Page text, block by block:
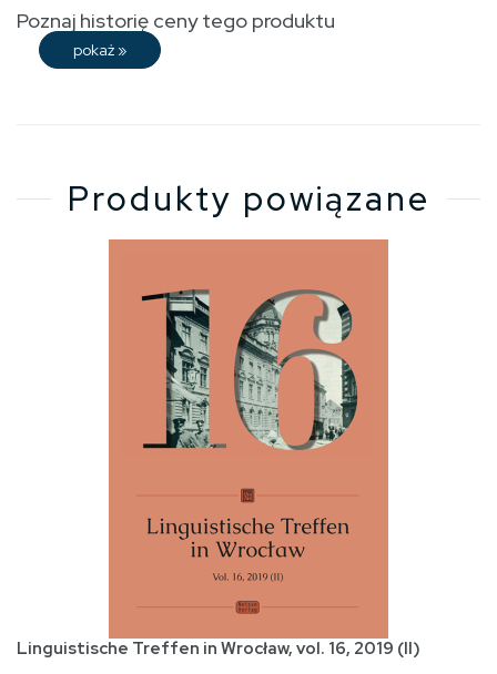
Poznaj historię ceny tego produktu
pokaż »
Produkty powiązane
Linguistische Treffen in Wrocław, vol. 16, 2019 (II)